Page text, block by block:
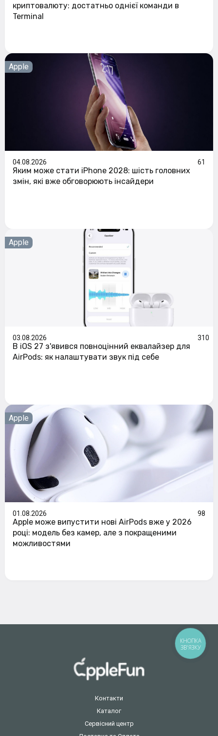
криптовалюту: достатньо однієї команди в
Terminal
Apple
04.08.2026 61
Яким може стати iPhone 2028: шість головних
змін, які вже обговорюють інсайдери
Apple
03.08.2026 310
В iOS 27 з'явився повноцінний еквалайзер для
AirPods: як налаштувати звук під себе
Apple
01.08.2026 98
Apple може випустити нові AirPods вже у 2026
році: модель без камер, але з покращеними
можливостями
Контакти
Каталог
Сервісний центр
КНОПКА
ЗВ'ЯЗКУ